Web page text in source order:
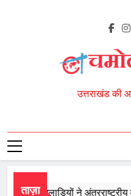
उत्तराखंड की
ताज़ा
राज्य के खिलाड़ियों ने अंतरराष्ट्रीय